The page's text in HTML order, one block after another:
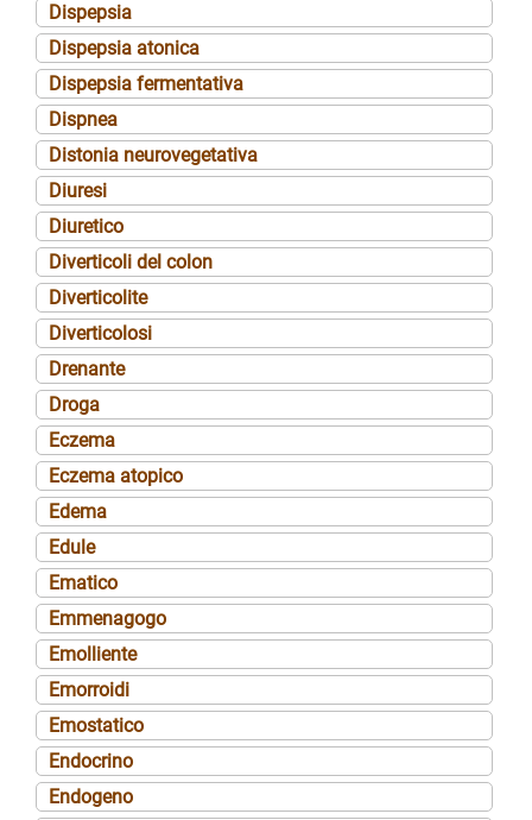
Dispepsia
Dispepsia atonica
Dispepsia fermentativa
Dispnea
Distonia neurovegetativa
Diuresi
Diuretico
Diverticoli del colon
Diverticolite
Diverticolosi
Drenante
Droga
Eczema
Eczema atopico
Edema
Edule
Ematico
Emmenagogo
Emolliente
Emorroidi
Emostatico
Endocrino
Endogeno